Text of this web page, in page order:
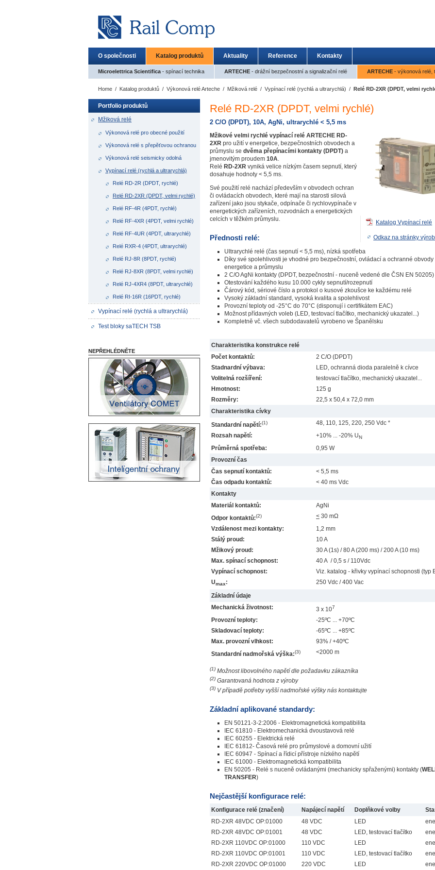
O společnosti Katalog produktů Aktuality Reference Kontakty
Microelettrica Scientifica - spínací technika ARTECHE - drážní bezpečnostní a signalizační relé ARTECHE - výkonová relé,
Home / Katalog produktů / Výkonová relé Arteche / Mžiková relé / Vypínací relé (rychlá a ultrarychlá) / Relé RD-2XR (DPDT, velmi
Portfolio produktů
Mžiková relé
Výkonová relé pro obecné použití
Výkonová relé s přepěťovou ochranou
Výkonová relé seismicky odolná
Vypínací relé (rychlá a ultrarychlá)
Relé RD-2R (DPDT, rychlé)
Relé RD-2XR (DPDT, velmi rychlé)
Relé RF-4R (4PDT, rychlé)
Relé RF-4XR (4PDT, velmi rychlé)
Relé RF-4UR (4PDT, ultrarychlé)
Relé RXR-4 (4PDT, ultrarychlé)
Relé RJ-8R (8PDT, rychlé)
Relé RJ-8XR (8PDT, velmi rychlé)
Relé RJ-4XR4 (8PDT, ultrarychlé)
Relé RI-16R (16PDT, rychlé)
Vypínací relé (rychlá a ultrarychlá)
Test bloky saTECH TSB
NEPŘEHLÉDNĚTE
Relé RD-2XR (DPDT, velmi rychlé)
Katalog Vypínací relé
Odkaz na stránky
2 C/O (DPDT), 10A, AgNi, ultrarychlé < 5,5 ms
Mžikové velmi rychlé vypínací relé ARTECHE RD-
2XR pro užití v energetice, bezpečnostních obvodech a
průmyslu se dvěma přepínacími kontakty (DPDT) a
jmenovitým proudem 10A.
Relé RD-2XR vyniká velice nízkým časem sepnutí, který
dosahuje hodnoty < 5,5 ms.
Své použití relé nachází především v obvodech ochran
či ovládacích obvodech, které mají na starosti silová
zařízení jako jsou stykače, odpínače či rychlovypínače v
energetických zařízeních, rozvodnách a energetických
celcích v těžkém průmyslu.
Přednosti relé:
Ultrarychlé relé (čas sepnutí < 5,5 ms), nízká spotřeba
Díky své spolehlivosti je vhodné pro bezpečnostní, ovládací a ochranné obvody
energetice a průmyslu
2 C/O AgNi kontakty (DPDT, bezpečnostní - nuceně vedené dle ČSN EN 50205)
Otestování každého kusu 10.000 cykly sepnutí/rozepnutí
Čárový kód, sériové číslo a protokol o kusové zkoušce ke každému relé
Vysoký základní standard, vysoká kvalita a spolehlivost
Provozní teploty od -25°C do 70°C (disponují i certifikátem EAC)
Možnost přídavných voleb (LED, testovací tlačítko, mechanický ukazatel...)
Kompletně vč. všech subdodavatelů vyrobeno ve Španělsku
Charakteristika konstrukce relé
Počet kontaktů:
2 C/O (DPDT)
Stadnardní výbava:
LED, ochranná dioda paralelně k cívce
Volitelná rozšíření:
testovací tlačítko, mechanický ukazatel...
Hmotnost:
125 g
Rozměry:
22,5 x 50,4 x 72,0 mm
Charakteristika cívky
Standardní napětí:(1)
48, 110, 125, 220, 250 Vdc *
Rozsah napětí:
+10% ... -20% UN
Průměrná spotřeba:
0,95 W
Provozní čas
Čas sepnutí kontaktů:
< 5,5 ms
Čas odpadu kontaktů:
< 40 ms Vdc
Kontakty
Materiál kontaktů:
AgNi
Odpor kontaktů:(2) < 30 mΩ
Vzdálenost mezi kontakty:
1,2 mm
Stálý proud:
10 A
Mžikový proud:
30 A (1s) / 80 A (200 ms) / 200 A (10 ms)
Max. spínací schopnost:
40 A / 0,5 s / 110Vdc
Vypínací schopnost:
Viz. katalog - křivky vypínací schopnosti (typ
Umax:
250 Vdc / 400 Vac
Základní údaje
Mechanická životnost:
3 x 107
Provozní teploty:
-25ºC ... +70ºC
Skladovací teploty:
-65ºC ... +85ºC
Max. provozní vlhkost:
93% / +40ºC
Standardní nadmořská výška:(3) <2000 m
(1) Možnost libovolného napětí dle požadavku zákazníka
(2) Garantovaná hodnota z výroby
(3) V případě potřeby vyšší nadmořské výšky nás kontaktujte
Základní aplikované standardy:
EN 50121-3-2:2006 - Elektromagnetická kompatibilita
IEC 61810 - Elektromechanická dvoustavová relé
IEC 60255 - Elektrická relé
IEC 61812- Časová relé pro průmyslové a domovní užití
IEC 60947 - Spínací a řídicí přístroje nízkého napětí
IEC 61000 - Elektromagnetická kompatibilita
EN 50205 - Relé s nuceně ovládanými (mechanicky spřaženými) kontakty (
TRANSFER)
Nejčastější konfigurace relé:
Konfigurace relé (značení) Napájecí napětí Doplňkové volby
RD-2XR 48VDC OP:01000
48 VDC LED
RD-2XR 48VDC OP:01001
48 VDC LED, testovací tlačítko
RD-2XR 110VDC OP:01000
110 VDC LED
RD-2XR 110VDC OP:01001
110 VDC LED, testovací tlačítko
RD-2XR 220VDC OP:01000
220 VDC LED